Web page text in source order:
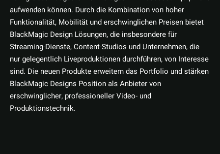
aufwenden können. Durch die Kombination von hoher
Funktionalität, Mobilität und erschwinglichen Preisen bietet
BlackMagic Design Lösungen, die insbesondere für
Streaming-Dienste, Content-Studios und Unternehmen, die
nur gelegentlich Liveproduktionen durchführen, von Interesse
sind. Die neuen Produkte erweitern das Portfolio und stärken
BlackMagic Designs Position als Anbieter von
erschwinglicher, professioneller Video- und
Produktionstechnik.